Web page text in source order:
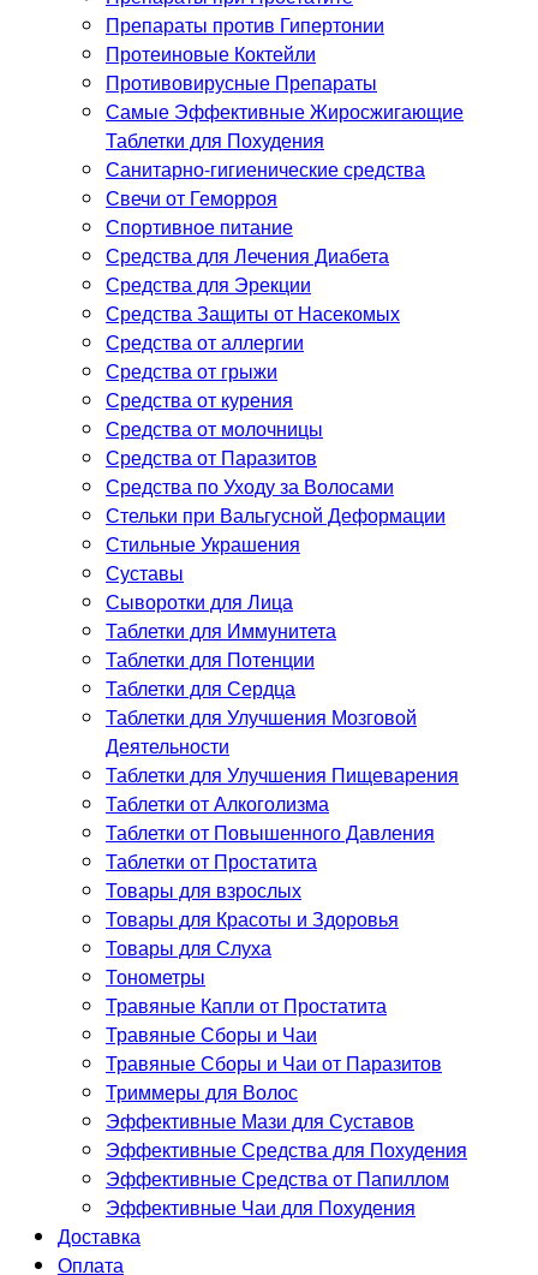
Препараты против Гипертонии
Протеиновые Коктейли
Противовирусные Препараты
Самые Эффективные Жиросжигающие
Таблетки для Похудения
Санитарно-гигиенические средства
Свечи от Геморроя
Спортивное питание
Средства для Лечения Диабета
Средства для Эрекции
Средства Защиты от Насекомых
Средства от аллергии
Средства от грыжи
Средства от курения
Средства от молочницы
Средства от Паразитов
Средства по Уходу за Волосами
Стельки при Вальгусной Деформации
Стильные Украшения
Суставы
Сыворотки для Лица
Таблетки для Иммунитета
Таблетки для Потенции
Таблетки для Сердца
Таблетки для Улучшения Мозговой
Деятельности
Таблетки для Улучшения Пищеварения
Таблетки от Алкоголизма
Таблетки от Повышенного Давления
Таблетки от Простатита
Товары для взрослых
Товары для Красоты и Здоровья
Товары для Слуха
Тонометры
Травяные Капли от Простатита
Травяные Сборы и Чаи
Травяные Сборы и Чаи от Паразитов
Триммеры для Волос
Эффективные Мази для Суставов
Эффективные Средства для Похудения
Эффективные Средства от Папиллом
Эффективные Чаи для Похудения
Доставка
Оплата